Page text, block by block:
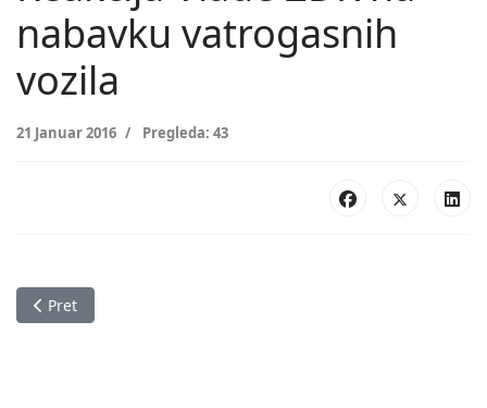
nabavku vatrogasnih
vozila
21 Januar 2016 Pregleda: 43
Prethodni članak: Civilna zaštita ZDK - PREZENTACIJA
Pret